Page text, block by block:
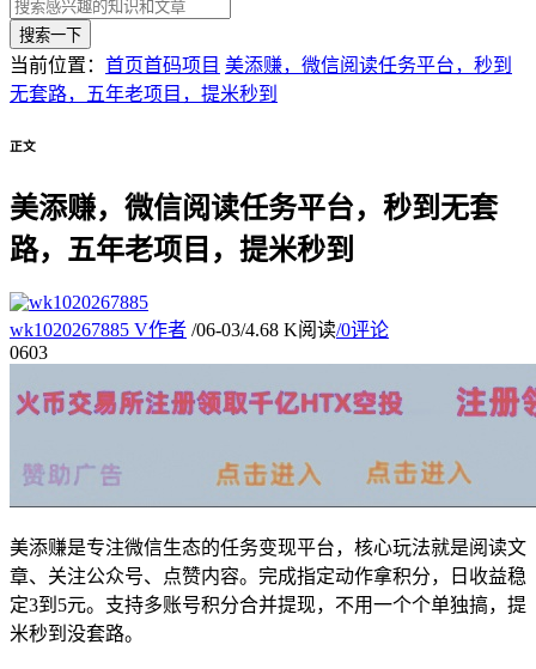
搜索一下
当前位置： 首页首码项目 美添赚，微信阅读任务平台，秒到
无套路，五年老项目，提米秒到
正文
美添赚，微信阅读任务平台，秒到无套
路，五年老项目，提米秒到
wk1020267885 V作者 /06-03/4.68 K阅读/0评论
0603
美添赚是专注微信生态的任务变现平台，核心玩法就是阅读文
章、关注公众号、点赞内容。完成指定动作拿积分，日收益稳
定3到5元。支持多账号积分合并提现，不用一个个单独搞，提
米秒到没套路。